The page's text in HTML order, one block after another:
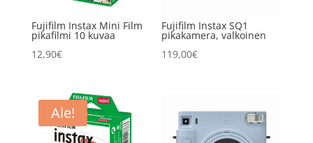
Fujifilm Instax Mini Film
pikafilmi 10 kuvaa
12,90€
Fujifilm Instax SQ1
pikakamera, valkoinen
119,00€
Ale!